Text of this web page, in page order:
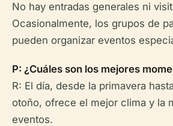
No hay entradas generales ni
Ocasionalmente, los grupos de
pueden organizar eventos
P: ¿Cuáles son los mejores
R: El día, desde la primavera
otoño, ofrece el mejor clima y la
eventos.